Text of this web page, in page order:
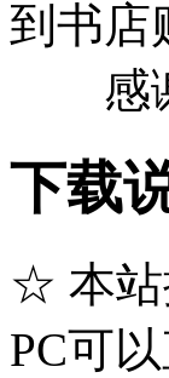
到书店
感谢
下载
☆ 本站
PC可